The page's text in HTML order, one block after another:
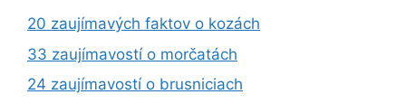
20 zaujímavých faktov o kozách
33 zaujímavostí o morčatách
24 zaujímavostí o brusniciach